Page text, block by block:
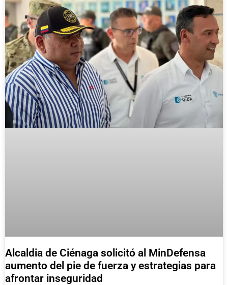
Alcaldia de Ciénaga solicitó al MinDefensa
aumento del pie de fuerza y estrategias para
afrontar inseguridad